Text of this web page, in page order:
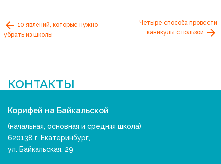
10 явлений, которые нужно
убрать из школы
Четыре способа провести
каникулы с пользой
КОНТАКТЫ
Корифей на Байкальской
(начальная, основная и средняя школа)
620138 г. Екатеринбург,
ул. Байкальская, 29